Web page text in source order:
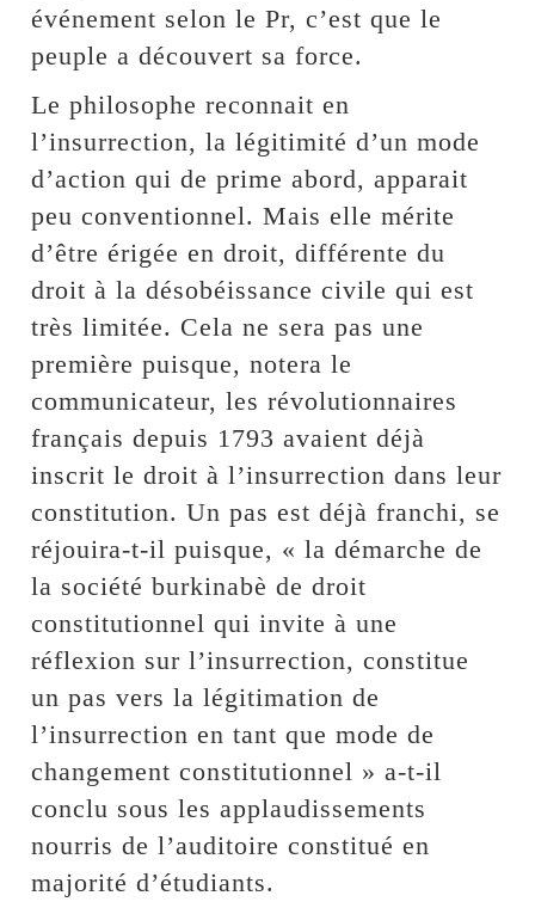
événement selon le Pr, c’est que le
peuple a découvert sa force.
Le philosophe reconnait en
l’insurrection, la légitimité d’un mode
d’action qui de prime abord, apparait
peu conventionnel. Mais elle mérite
d’être érigée en droit, différente du
droit à la désobéissance civile qui est
très limitée. Cela ne sera pas une
première puisque, notera le
communicateur, les révolutionnaires
français depuis 1793 avaient déjà
inscrit le droit à l’insurrection dans leur
constitution. Un pas est déjà franchi, se
réjouira-t-il puisque, « la démarche de
la société burkinabè de droit
constitutionnel qui invite à une
réflexion sur l’insurrection, constitue
un pas vers la légitimation de
l’insurrection en tant que mode de
changement constitutionnel » a-t-il
conclu sous les applaudissements
nourris de l’auditoire constitué en
majorité d’étudiants.